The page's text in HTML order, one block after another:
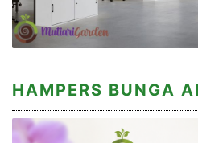
HAMPERS BUNGA